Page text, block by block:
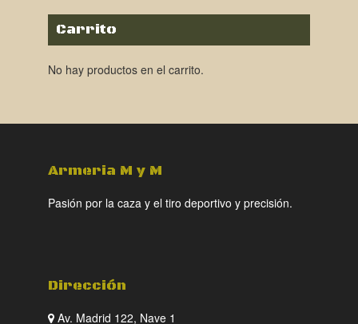
Carrito
No hay productos en el carrito.
Armeria M y M
Pasión por la caza y el tiro deportivo y precisión.
Dirección
Av. Madrid 122, Nave 1